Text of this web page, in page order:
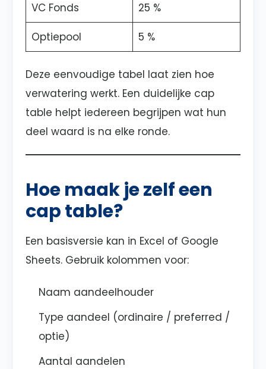
VC Fonds 25 %
Optiepool 5 %
Deze eenvoudige tabel laat zien hoe
verwatering werkt. Een duidelijke cap
table helpt iedereen begrijpen wat hun
deel waard is na elke ronde.
Hoe maak je zelf een
cap table?
Een basisversie kan in Excel of Google
Sheets. Gebruik kolommen voor:
Naam aandeelhouder
Type aandeel (ordinaire / preferred /
optie)
Aantal aandelen